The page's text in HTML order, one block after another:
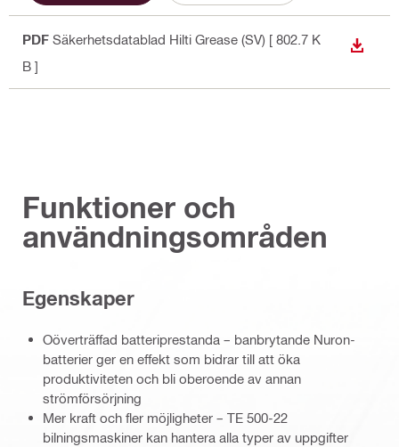
PDF Säkerhetsdatablad Hilti Grease (SV) [ 802.7 K
B ]
LADDA
Funktioner och
användningsområden
Egenskaper
Oöverträffad batteriprestanda – banbrytande Nuron-
batterier ger en effekt som bidrar till att öka
produktiviteten och bli oberoende av annan
strömförsörjning
Mer kraft och fler möjligheter – TE 500-22
bilningsmaskiner kan hantera alla typer av uppgifter